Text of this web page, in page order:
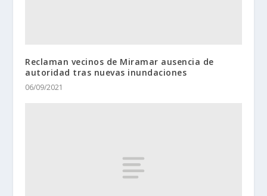
Reclaman vecinos de Miramar ausencia de
autoridad tras nuevas inundaciones
06/09/2021